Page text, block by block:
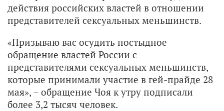
действия российских властей в отношении
представителей сексуальных меньшинств.
«Призываю вас осудить постыдное
обращение властей России с
представителями сексуальных меньшинств,
которые принимали участие в гей-прайде 28
мая», – обращение Чоя к утру подписали
более 3,2 тысяч человек.